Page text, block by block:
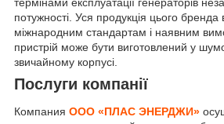
потужності. Уся продукція цього бренда
міжнародним стандартам і наявним
пристрій може бути виготовлений у
звичайному корпусі.
Послуги компанії
Компания ООО «ПЛАС ЭНЕРДЖИ»